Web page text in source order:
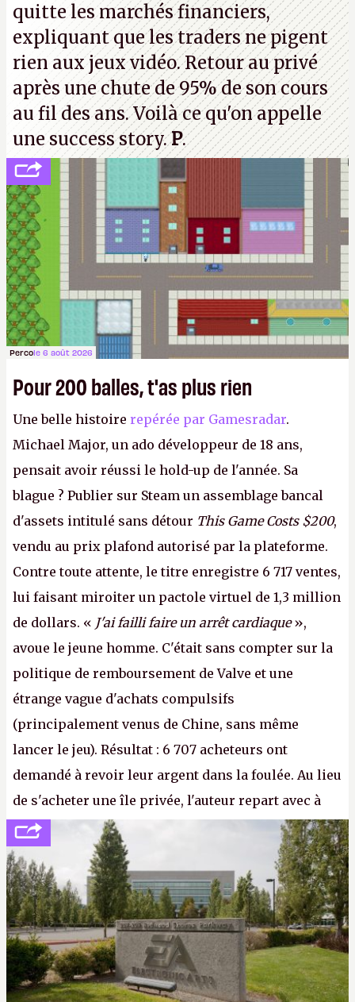
seul Dédé se déhanche sur la piste de danse avec
sa bière
quitte les marchés financiers,
expliquant que les traders ne pigent
rien aux jeux vidéo. Retour au privé
après une chute de 95% de son cours
au fil des ans. Voilà ce qu'on appelle
une success story.P.
Percole 6 août 2026
Pour 200 balles, t'as plus rien
Une belle histoire repérée par Gamesradar.
Michael Major, un ado développeur de 18 ans,
pensait avoir réussi le hold-up de l'année. Sa
blague ? Publier sur Steam un assemblage bancal
d'assets intitulé sans détour This Game Costs $200,
vendu au prix plafond autorisé par la plateforme.
Contre toute attente, le titre enregistre 6 717 ventes,
lui faisant miroiter un pactole virtuel de 1,3 million
de dollars. « J'ai failli faire un arrêt cardiaque»,
avoue le jeune homme. C'était sans compter sur la
politique de remboursement de Valve et une
étrange vague d'achats compulsifs
(principalement venus de Chine, sans même
lancer le jeu). Résultat : 6 707 acheteurs ont
demandé à revoir leur argent dans la foulée. Au lieu
de s'acheter une île privée, l'auteur repart avec à
peine 2 000 dollars en poche. C'est toujours plus
cher payé que le temps passé à dev, mais ça
apprendra aux petits malins qu'on ne braque pas
Gabe Newell aussi facilement.P.